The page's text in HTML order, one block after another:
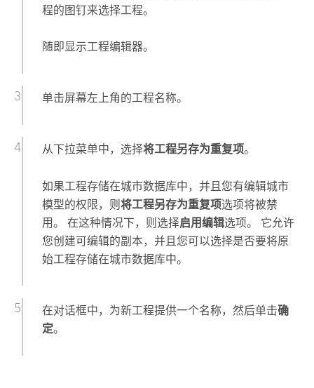
程的图钉来选择工程。
随即显示工程编辑器。
单击屏幕左上角的工程名称。
从下拉菜单中，选择将工程另存为重复项。
如果工程存储在城市数据库中，并且您有编辑城市
模型的权限，则 将工程另存为重复项选项将被禁
用。 在这种情况下，则选择启用编辑选项。 它允许
您创建可编辑的副本，并且您可以选择是否要将原
始工程存储在城市数据库中。
在对话框中，为新工程提供一个名称，然后单击确
定。